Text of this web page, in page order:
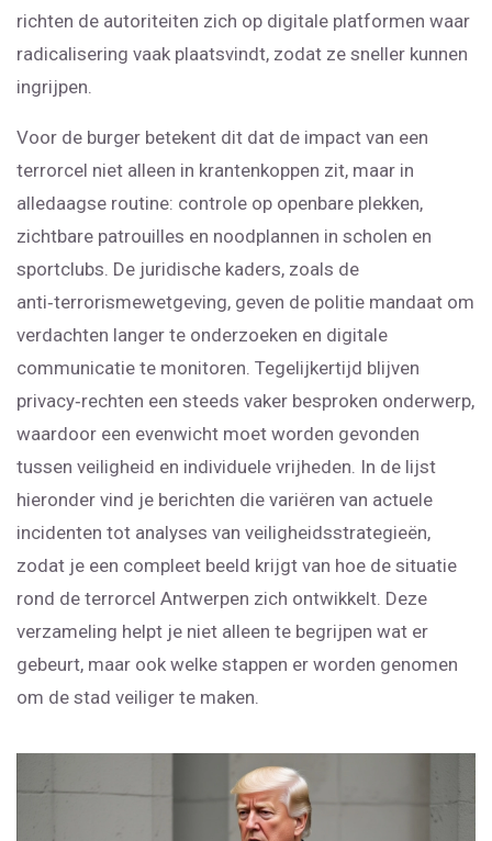
richten de autoriteiten zich op digitale platformen waar
radicalisering vaak plaatsvindt, zodat ze sneller kunnen
ingrijpen.
Voor de burger betekent dit dat de impact van een
terrorcel niet alleen in krantenkoppen zit, maar in
alledaagse routine: controle op openbare plekken,
zichtbare patrouilles en noodplannen in scholen en
sportclubs. De juridische kaders, zoals de
anti‑terrorismewetgeving, geven de politie mandaat om
verdachten langer te onderzoeken en digitale
communicatie te monitoren. Tegelijkertijd blijven
privacy‑rechten een steeds vaker besproken onderwerp,
waardoor een evenwicht moet worden gevonden
tussen veiligheid en individuele vrijheden. In de lijst
hieronder vind je berichten die variëren van actuele
incidenten tot analyses van veiligheidsstrategieën,
zodat je een compleet beeld krijgt van hoe de situatie
rond de terrorcel Antwerpen zich ontwikkelt. Deze
verzameling helpt je niet alleen te begrijpen wat er
gebeurt, maar ook welke stappen er worden genomen
om de stad veiliger te maken.